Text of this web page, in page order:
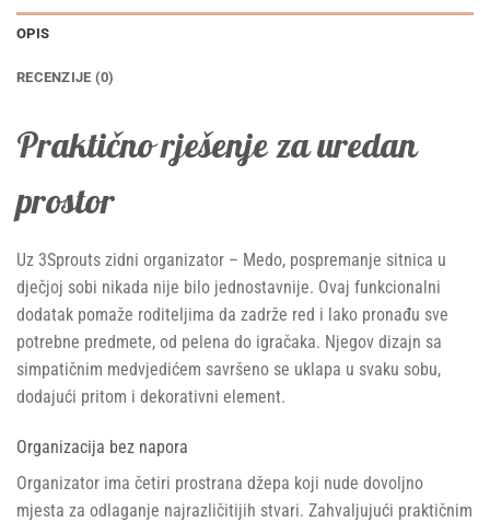
OPIS
RECENZIJE (0)
Praktično rješenje za uredan
prostor
Uz 3Sprouts zidni organizator – Medo, pospremanje sitnica u
dječjoj sobi nikada nije bilo jednostavnije. Ovaj funkcionalni
dodatak pomaže roditeljima da zadrže red i lako pronađu sve
potrebne predmete, od pelena do igračaka. Njegov dizajn sa
simpatičnim medvjedićem savršeno se uklapa u svaku sobu,
dodajući pritom i dekorativni element.
Organizacija bez napora
Organizator ima četiri prostrana džepa koji nude dovoljno
mjesta za odlaganje najrazličitijih stvari. Zahvaljujući praktičnim